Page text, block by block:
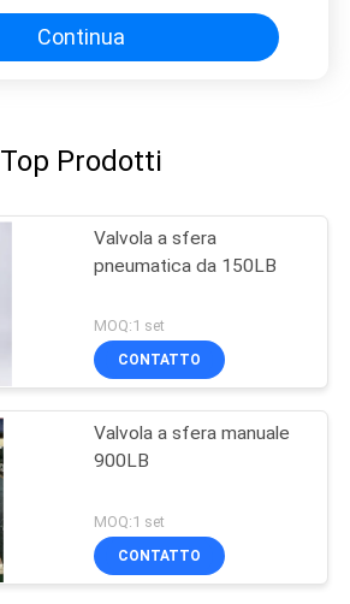
Continua
Top Prodotti
Valvola a sfera
pneumatica da 150LB
MOQ:1 set
CONTATTO
Valvola a sfera manuale
900LB
MOQ:1 set
CONTATTO